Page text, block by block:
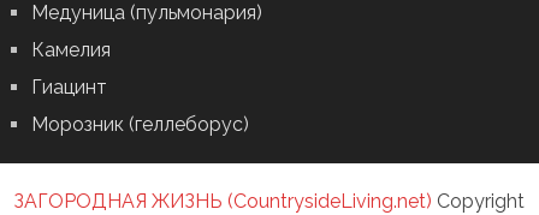
Медуница (пульмонария)
Камелия
Гиацинт
Морозник (геллеборус)
ЗАГОРОДНАЯ ЖИЗНЬ (CountrysideLiving.net) Copyright